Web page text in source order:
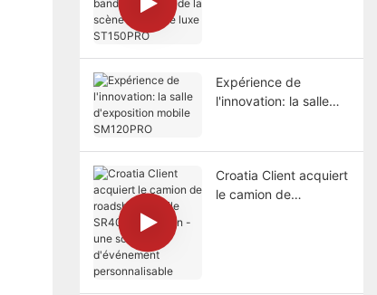
Expérience de
l'innovation: la salle
Croatia Client acquiert
le camion de